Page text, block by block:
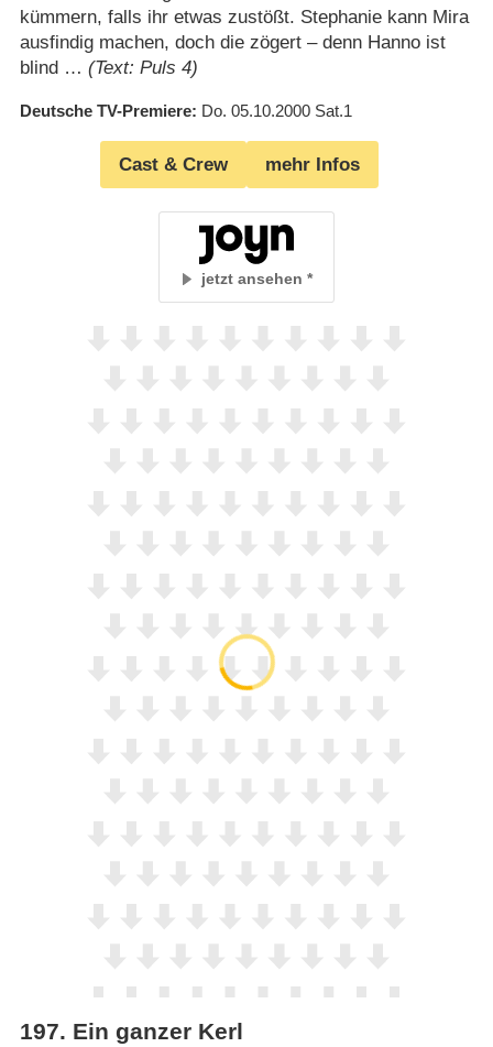
kümmern, falls ihr etwas zustößt. Stephanie kann Mira
ausfindig machen, doch die zögert – denn Hanno ist
blind … (Text: Puls 4)
Deutsche TV-Premiere Do. 05.10.2000 Sat.1
Cast & Crew mehr Infos
jetzt ansehen
197. Ein ganzer Kerl